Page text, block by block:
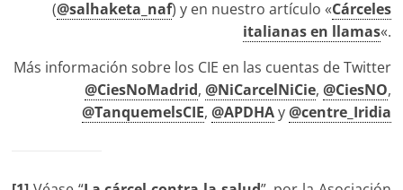
(@salhaketa_naf) y en nuestro artículo «Cárceles
italianas en llamas«.
Más información sobre los CIE en las cuentas de Twitter
@CiesNoMadrid, @NiCarcelNiCie, @CiesNO,
@TanquemelsCIE, @APDHAy@centre_Iridia